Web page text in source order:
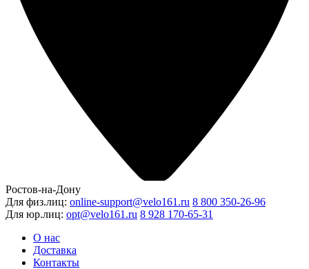
Ростов-на-Дону
Для физ.лиц: online-support@velo161.ru 8 800 350-26-96
Для юр.лиц: opt@velo161.ru 8 928 170-65-31
О нас
Доставка
Контакты